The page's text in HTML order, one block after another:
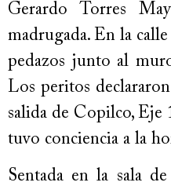
Gerardo Torres
madrugada. En la
pedazos junto al
Los peritos
salida de Copilco, Eje
tuvo conciencia a la
Sentada en la sala